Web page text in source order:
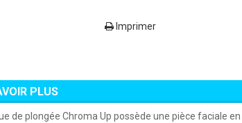
Imprimer
PLUS
de plongée Chroma Up possède une pièce faciale en